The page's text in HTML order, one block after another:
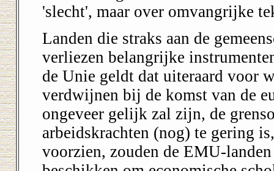
'slecht', maar over omvangrijke
Landen die straks aan de
verliezen belangrijke
de Unie geldt dat uiteraard voor
verdwijnen bij de komst van de
ongeveer gelijk zal zijn, de
arbeidskrachten (nog) te gering
voorzien, zouden de EMU-